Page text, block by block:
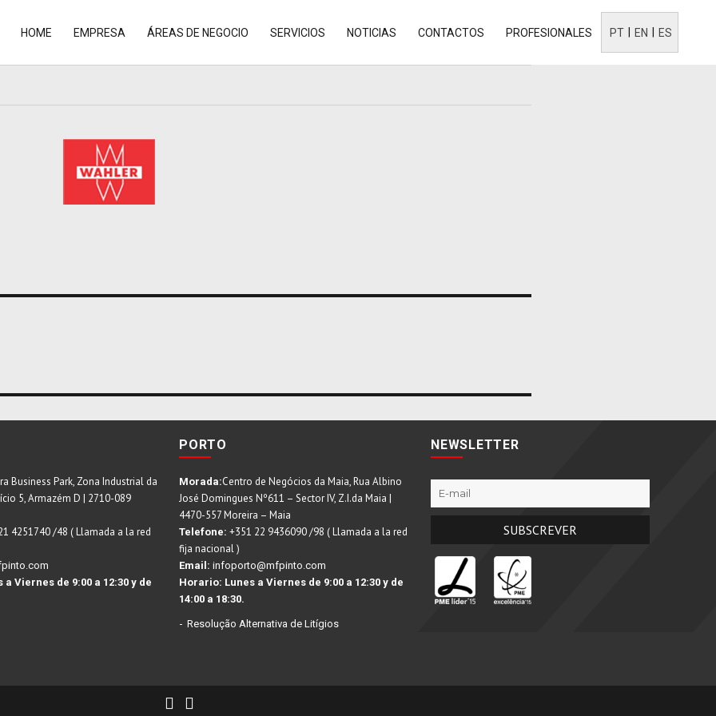
PT EN ES
HOME EMPRESA ÁREAS DE NEGOCIO SERVICIOS NOTICIAS CONTACTOS PROFESIONALES
Business Park, Zona Industrial da
5, Armazém D | 2710-089
4251740 /48 ( Llamada a la red
a Viernes de 9:00 a 12:30 y de
PORTO
Morada:Centro de Negócios da Maia, Rua Albino
José Domingues Nº611 – Sector IV, Z.I.da Maia |
4470-557 Moreira – Maia
Telefone: +351 22 9436090 /98 ( Llamada a la red
fija nacional )
Email: infoporto@mfpinto.com
Horario: Lunes a Viernes de 9:00 a 12:30 y de
14:00 a 18:30.
Resolução Alternativa de Litígios
NEWSLETTER